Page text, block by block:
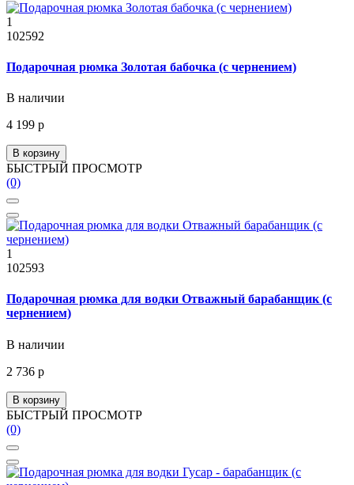
1
102592
Подарочная рюмка Золотая бабочка (с чернением)
В наличии
4 199 р
В корзину
БЫСТРЫЙ ПРОСМОТР
(0)
1
102593
Подарочная рюмка для водки Отважный барабанщик (с
чернением)
В наличии
2 736 р
В корзину
БЫСТРЫЙ ПРОСМОТР
(0)